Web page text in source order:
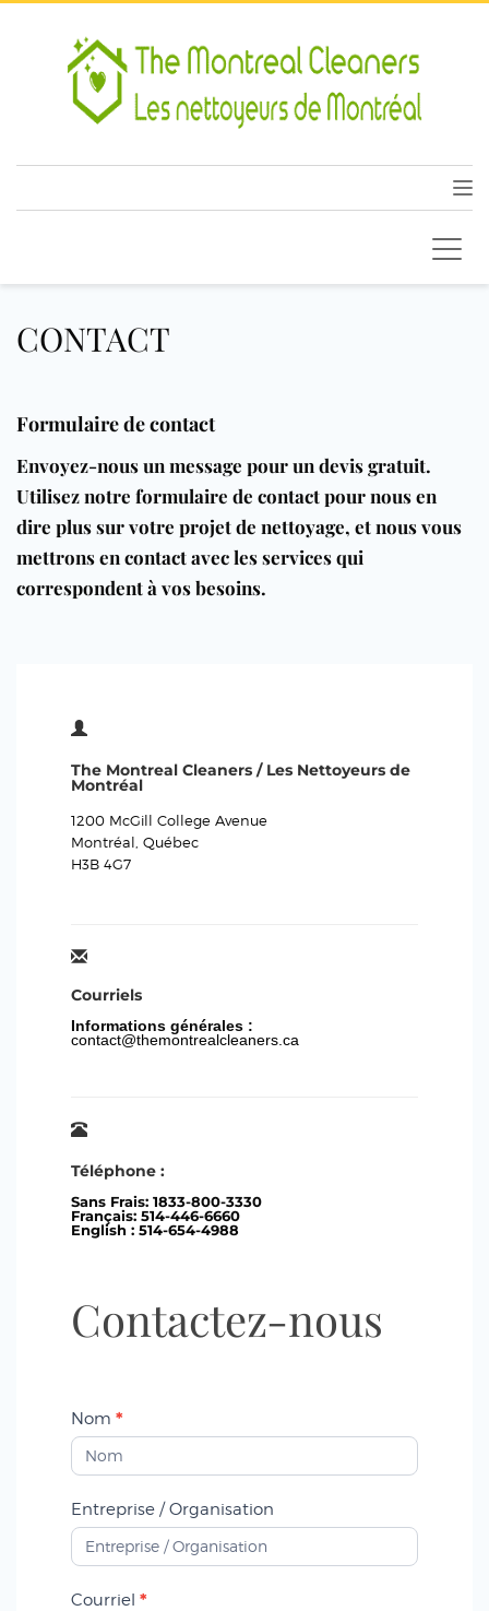
CONTACT
Formulaire de contact
Envoyez-nous un message pour un devis gratuit.
Utilisez notre formulaire de contact pour nous en
dire plus sur votre projet de nettoyage, et nous vous
mettrons en contact avec les services qui
correspondent à vos besoins.
The Montreal Cleaners / Les Nettoyeurs de
Montréal
1200 McGill College Avenue
Montréal, Québec
H3B 4G7
Courriels
Informations générales :
contact@themontrealcleaners.ca
Téléphone :
Sans Frais: 1833-800-3330
Français: 514-446-6660
English : 514-654-4988
nous
Contactez-nous
Nom *
Entreprise / Organisation
Courriel *